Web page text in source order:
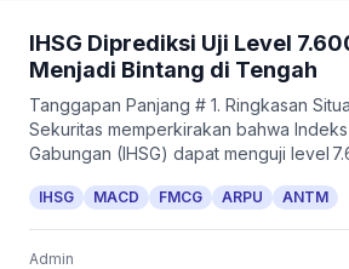
IHSG Diprediksi Uji Level
Menjadi Bintang di Tengah
Tanggapan Panjang # 1. Ringkasan
Sekuritas memperkirakan bahwa
Gabungan (IHSG) dapat menguji level
IHSG MACD FMCG ARPU ANTM
Admin